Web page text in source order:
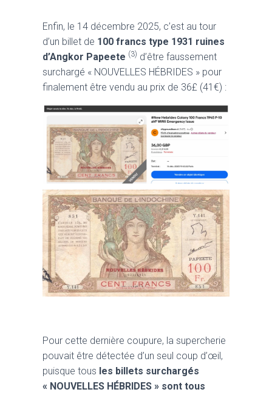
Enfin, le 14 décembre 2025, c’est au tour
d’un billet de 100 francs type 1931 ruines
d’Angkor Papeete (3) d’être faussement
surchargé « NOUVELLES HÉBRIDES » pour
finalement être vendu au prix de 36£ (41€) :
Pour cette dernière coupure, la supercherie
pouvait être détectée d’un seul coup d’œil,
puisque tous les billets surchargés
« NOUVELLES HÉBRIDES » sont tous